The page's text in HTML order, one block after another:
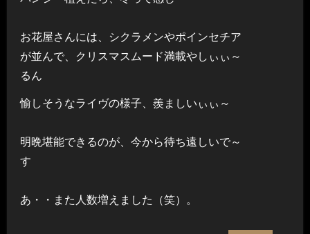
お花屋さんには、シクラメンやポインセチア
が並んで、クリスマスムード満載やしぃぃ～
るん
愉しそうなライヴの様子、羨ましいぃぃ～
明晩堪能できるのが、今から待ち遠しいで～
す
あ・・また人数増えました（笑）。